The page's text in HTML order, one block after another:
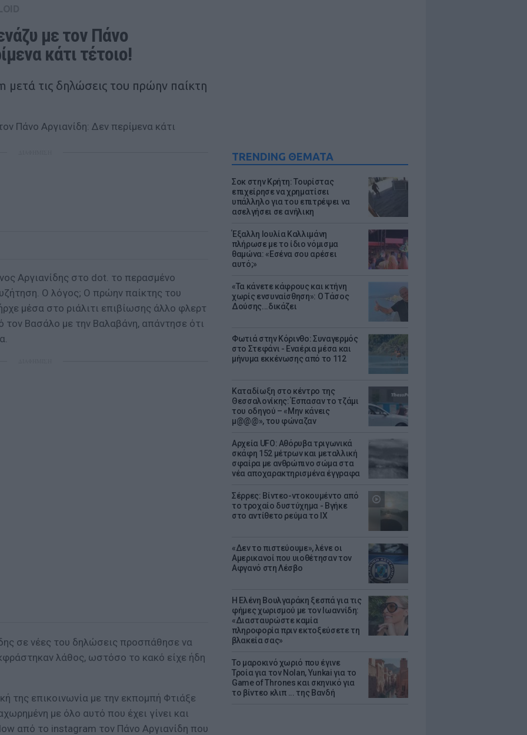
TRENDING ΘΕΜΑΤΑ
Σοκ στην Κρήτη: Τουρίστας
επιχείρησε να χρηματίσει
υπάλληλο για του επιτρέψει να
ασελγήσει σε ανήλικη
Έξαλλη Ιουλία Καλλιμάνη
πλήρωσε με το ίδιο νόμισμα
θαμώνα: «Εσένα σου αρέσει
αυτό;»
«Τα κάνετε κάφρους και κτήνη
χωρίς ενσυναίσθηση»: Ο Τάσος
Δούσης...δικάζει
Φωτιά στην Κόρινθο: Συναγερμός
στο Στεφάνι - Εναέρια μέσα και
μήνυμα εκκένωσης από το 112
Καταδίωξη στο κέντρο της
Θεσσαλονίκης: Έσπασαν το τζάμι
του οδηγού – «Μην κάνεις
μ@@@», του φώναζαν
Αρχεία UFO: Αθόρυβα τριγωνικά
σκάφη 152 μέτρων και μεταλλική
σφαίρα με ανθρώπινο σώμα στα
νέα αποχαρακτηρισμένα έγγραφα
Σέρρες: Βίντεο-ντοκουμέντο από
το τροχαίο δυστύχημα - Βγήκε
στο αντίθετο ρεύμα το ΙΧ
«Δεν το πιστεύουμε», λένε οι
Αμερικανοί που υιοθέτησαν τον
Αφγανό στη Λέσβο
Η Ελένη Βουλγαράκη ξεσπά για τις
φήμες χωρισμού με τον Ιωαννίδη:
«Διασταυρώστε καμία
πληροφορία πριν εκτοξεύσετε τη
βλακεία σας»
Το μαροκινό χωριό που έγινε
Τροία για τον Nolan, Yunkai για το
Game of Thrones και σκηνικό για
το βίντεο κλιπ ... της Βανδή
με τον Πάνο
κάτι τέτοιο!
τις δηλώσεις του πρώην παίκτη
Αργιανίδης στο dot. το περασμένο
Ο λόγος; Ο πρώην παίκτης του
μέσα στο ριάλιτι επιβίωσης άλλο φλερτ
τον Βασάλο με την Βαλαβάνη, απάντησε ότι
σε νέες του δηλώσεις προσπάθησε να
λάθος, ωστόσο το κακό είχε ήδη
της επικοινωνία με την εκπομπή Φτιάξε
με όλο αυτό που έχει γίνει και
από το instagram τον Πάνο Αργιανίδη που